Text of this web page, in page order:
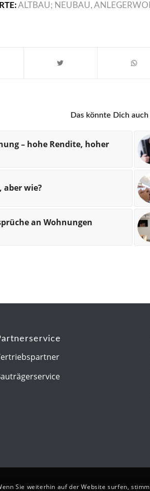
ALTBAU; NEUBAU,
Das könnte Dich
– hohe Rendite, hoher
wie?
an Wohnungen
Sie weiterhin auf der Website surfen,